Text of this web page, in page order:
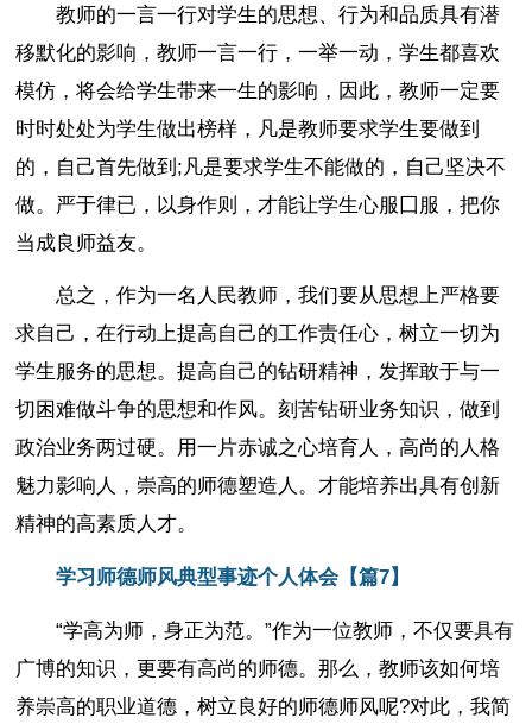
教师的一言一行对学生的思想、行为和品质具有潜
移默化的影响，教师一言一行，一举一动，学生都喜欢
模仿，将会给学生带来一生的影响，因此，教师一定要
时时处处为学生做出榜样，凡是教师要求学生要做到
的，自己首先做到;凡是要求学生不能做的，自己坚决不
做。严于律已，以身作则，才能让学生心服囗服，把你
当成良师益友。
总之，作为一名人民教师，我们要从思想上严格要
求自己，在行动上提高自己的工作责任心，树立一切为
学生服务的思想。提高自己的钻研精神，发挥敢于与一
切困难做斗争的思想和作风。刻苦钻研业务知识，做到
政治业务两过硬。用一片赤诚之心培育人，高尚的人格
魅力影响人，崇高的师德塑造人。才能培养出具有创新
精神的高素质人才。
学习师德师风典型事迹个人体会【篇7】
“学高为师，身正为范。”作为一位教师，不仅要具有
广博的知识，更要有高尚的师德。那么，教师该如何培
养崇高的职业道德，树立良好的师德师风呢?对此，我简